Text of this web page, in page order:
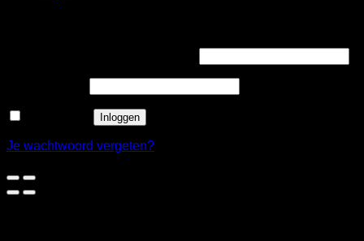
Inloggen
Je wachtwoord vergeten?